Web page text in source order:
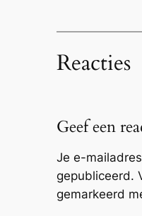
Reacties
Geef een
Je e-
gepubliceerd.
gemarkeerd